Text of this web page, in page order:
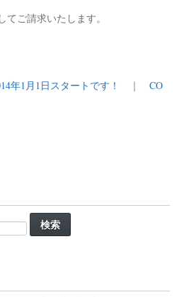
てご請求いたします。
年1月1日スタートです！ ｜ CO